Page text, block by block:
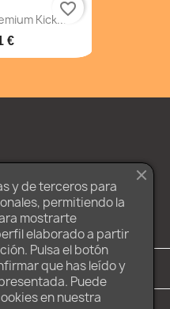
Kick...
€
favorite_border
y de terceros para
permitiendo la
mostrarte
elaborado a partir
Pulsa el botón
que has leído y
Puede
en nuestra